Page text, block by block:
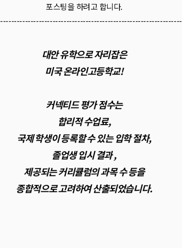
포스팅을 하려고 합니다.
대안 유학으로 자리잡은
미국 온라인고등학교!
커넥티드 평가 점수는
합리적 수업료,
국제 학생이 등록할 수 있는 입학 절차,
졸업생 입시 결과 ,
제공되는 커리큘럼의 과목 수 등을
종합적으로 고려하여 산출되었습니다.